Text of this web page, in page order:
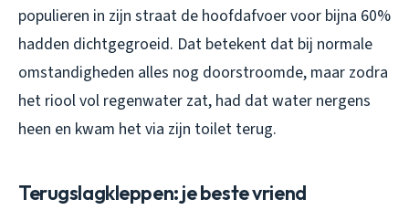
populieren in zijn straat de hoofdafvoer voor bijna 60%
hadden dichtgegroeid. Dat betekent dat bij normale
omstandigheden alles nog doorstroomde, maar zodra
het riool vol regenwater zat, had dat water nergens
heen en kwam het via zijn toilet terug.
Terugslagkleppen: je beste vriend